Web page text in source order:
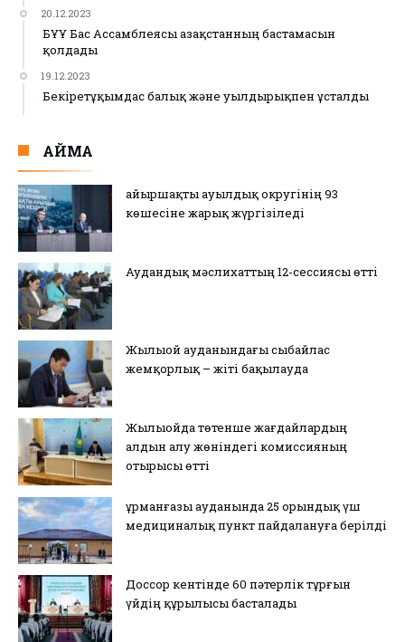
20.12.2023
БҰҰ Бас Ассамблеясы Қазақстанның бастамасын
қолдады
19.12.2023
Бекіретұқымдас балық және уылдырықпен ұсталды
АЙМАҚ
Қайыршақты ауылдық округінің 93
көшесіне жарық жүргізіледі
Аудандық мәслихаттың 12-сессиясы өтті
Жылыой ауданындағы сыбайлас
жемқорлық – жіті бақылауда
Жылыойда төтенше жағдайлардың
алдын алу жөніндегі комиссияның
отырысы өтті
Құрманғазы ауданында 25 орындық үш
медициналық пункт пайдалануға берілді
Доссор кентінде 60 пәтерлік тұрғын
үйдің құрылысы басталады